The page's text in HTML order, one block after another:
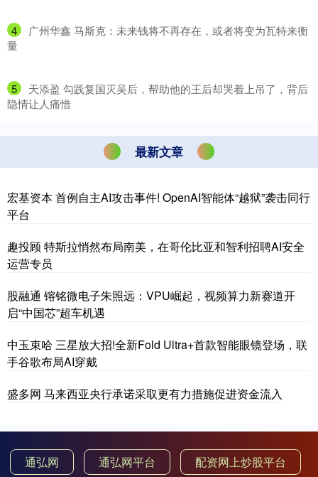
4
​广州华鑫 马斯克：未来钱将不再存在，或者将变为瓦特来衡
量
5
​天添盈 勾践复国灭吴后，帮助他的王后却哭着上吊了，背后
隐情让人痛惜
最新文章
宏基资本 首例自主AI攻击事件! OpenAI智能体“越狱”袭击同行
平台
趣投顾 特斯拉悄然布局南美，在哥伦比亚和智利招聘AI安全
运营专员
股融通 镕铭微电子朱照远：VPU崛起，视频算力新赛道开
启“中国芯”超车机遇
中玉束哈 三星放大招!全新Fold Ultra+首款智能眼镜登场，联
手谷歌布局AI穿戴
盛多网 马来西亚央行承诺采取更有力措施促进资金流入
通弘网 通弘网平台 配资网上炒股平台